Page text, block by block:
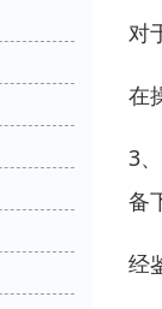
对
在
3
备
经